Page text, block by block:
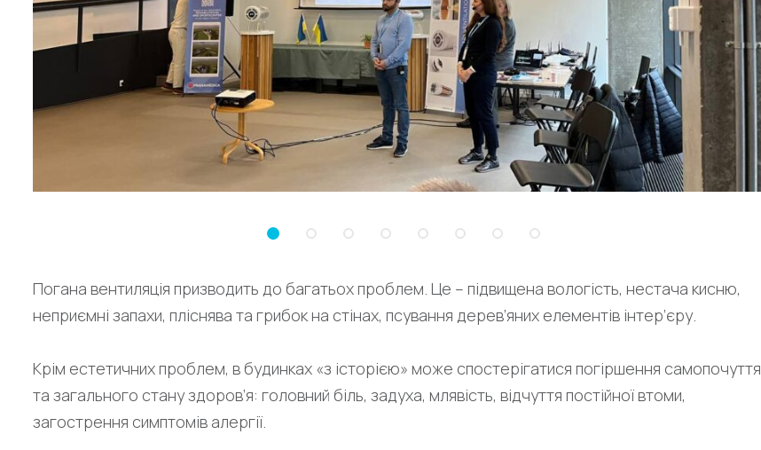
Погана вентиляція призводить до багатьох проблем. Це – підвищена вологість, нестача кисню,
неприємні запахи, пліснява та грибок на стінах, псування дерев’яних елементів інтер’єру.
Крім естетичних проблем, в будинках «з історією» може спостерігатися погіршення самопочуття
та загального стану здоров’я: головний біль, задуха, млявість, відчуття постійної втоми,
загострення симптомів алергії.